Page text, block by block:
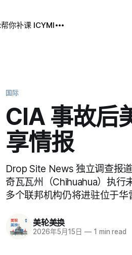
帮你补课 ICYMI
国际
CIA 事故后
享情报
Drop Site News 独立调查报
奇瓦瓦州（Chihuahua）执行
多个联邦机构仍将进驻位于
美轮美换
2026年5月15日 — 1 min read